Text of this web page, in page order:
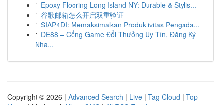
1 Epoxy Flooring Long Island NY: Durable & Stylis...
1 谷歌邮箱怎么开启双重验证
1 SIAP4DI: Memaksimalkan Produktivitas Pengada...
1 DE88 – Cổng Game Đổi Thưởng Uy Tín, Đăng Ký
Nha...
Copyright © 2026 | Advanced Search | Live | Tag Cloud | Top